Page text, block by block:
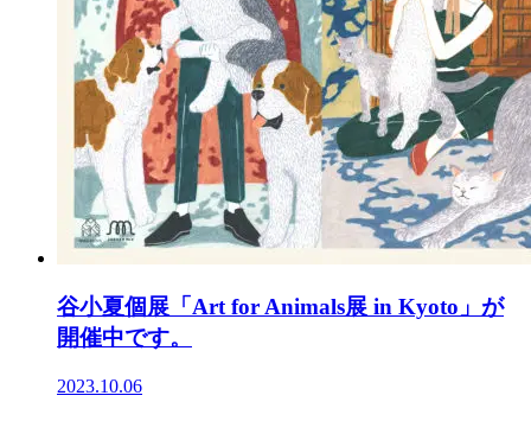
谷小夏個展「Art for Animals展 in Kyoto」が
開催中です。
2023.10.06